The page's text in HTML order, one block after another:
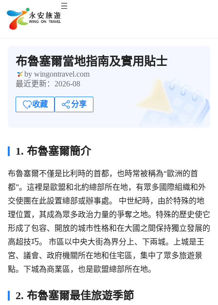
布魯塞爾當地指南及實用貼士
by wingontravel.com
最近更新：2026-08
收藏 分享
1. 布魯塞爾簡介
布魯塞爾不僅是比利時的首都，也時常被稱為“歐洲的首
都”。這裡是歐盟和北約總部所在地，有眾多國際組織和外
交使團在此設置總部或辦事處。 中世紀時，由於特殊的地
理位置，其成為眾多政治力量的爭奪之地。特殊的歷史使它
形成了包容、開放的城市性格和在大國之間保持獨立發展的
高超技巧。 市區以中央大街為界分上、下兩城。上城是王
宮、議會、政府機關所在地和住宅區，集中了眾多旅遊景
點。下城為商業區，也是歐盟總部所在地。
2. 布魯塞爾最佳旅遊季節